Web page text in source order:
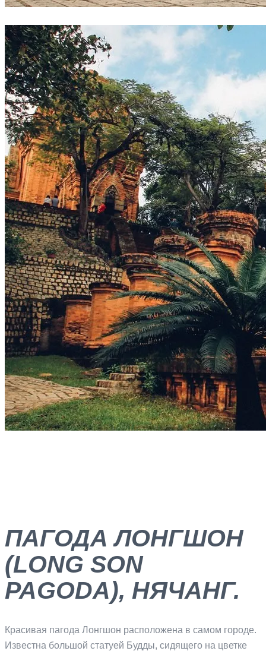
ПАГОДА ЛОНГШОН
(LONG SON
PAGODA), НЯЧАНГ.
Красивая пагода Лонгшон расположена в самом городе.
Известна большой статуей Будды, сидящего на цветке